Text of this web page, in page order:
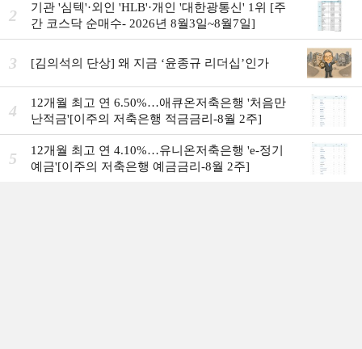
2
기관 '심텍'·외인 'HLB'·개인 '대한광통신' 1위 [주
간 코스닥 순매수- 2026년 8월3일~8월7일]
3 [김의석의 단상] 왜 지금 ‘윤종규 리더십’인가
4
12개월 최고 연 6.50%…애큐온저축은행 '처음만
난적금'[이주의 저축은행 적금금리-8월 2주]
5
12개월 최고 연 4.10%…유니온저축은행 'e-정기
예금'[이주의 저축은행 예금금리-8월 2주]